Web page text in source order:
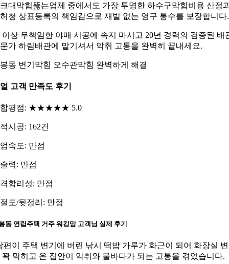
대막힘뚫는업체 중에서도 가장 투명한 하수구막힘비용 산정
청 상표등록의 책임감으로 재발 없는 영구 통수를 보장합니다.
이상 무책임한 야매 시공에 속지 마시고 20년 경력의 검증된 배
가 하림배관에 맡기셔서 악취 고통을 완벽히 끝내세요.
동 변기막힘 오수관막힘 완벽하게 해결
고객 만족도 후기
합평점: ★★★★★ 5.0
시공: 162건
속도: 만점
력: 만점
합리성: 만점
도/뒷정리: 만점
동 연립주택 거주 워킹맘 고객님 실제 후기
편이 주택 변기에 버린 낚시 떡밥 가루가 화근이 되어 화장실
꽉 막히고 온 집안이 악취와 물바다가 되는 고통을 겪었습니다.